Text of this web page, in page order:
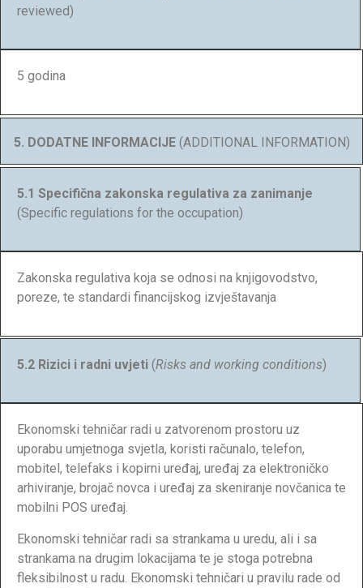
reviewed)
5 godina
5. DODATNE INFORMACIJE (ADDITIONAL INFORMATION)
5.1 Specifična zakonska regulativa za zanimanje
(Specific regulations for the occupation)
Zakonska regulativa koja se odnosi na knjigovodstvo,
poreze, te standardi financijskog izvještavanja
5.2 Rizici i radni uvjeti (Risks and working conditions)
Ekonomski tehničar radi u zatvorenom prostoru uz
uporabu umjetnoga svjetla, koristi računalo, telefon,
mobitel, telefaks i kopirni uređaj, uređaj za elektroničko
arhiviranje, brojač novca i uređaj za skeniranje novčanica te
mobilni POS uređaj.
Ekonomski tehničar radi sa strankama u uredu, ali i sa
strankama na drugim lokacijama te je stoga potrebna
fleksibilnost u radu. Ekonomski tehničari u pravilu rade od